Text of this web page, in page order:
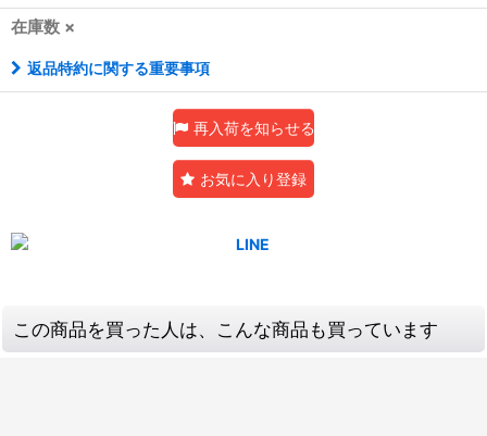
在庫数 ×
返品特約に関する重要事項
再入荷を知らせる
お気に入り登録
この商品を買った人は、こんな商品も買っています